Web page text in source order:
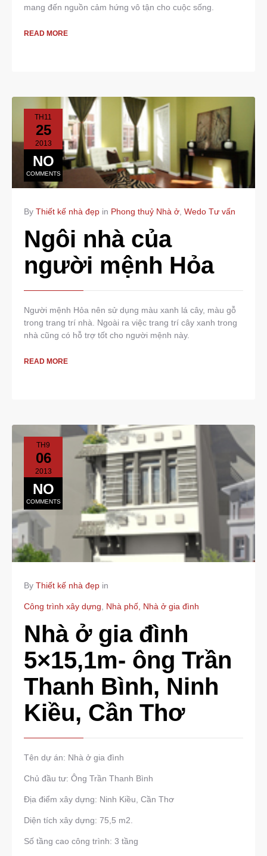
mang đến nguồn cảm hứng vô tận cho cuộc sống.
READ MORE
TH11
25
2013
NO
COMMENTS
By Thiết kế nhà đẹp in Phong thuỷ Nhà ở Wedo Tư vấn
Ngôi nhà của
người mệnh Hỏa
Người mệnh Hỏa nên sử dụng màu xanh lá cây, màu gỗ
trong trang trí nhà. Ngoài ra việc trang trí cây xanh trong
nhà cũng có hỗ trợ tốt cho người mệnh này.
READ MORE
TH9
06
2013
NO
COMMENTS
By Thiết kế nhà đẹp in
Công trình xây dựng Nhà phố, Nhà ở gia đình
Nhà ở gia đình
5×15,1m- ông Trần
Thanh Bình, Ninh
Kiều, Cần Thơ
Tên dự án: Nhà ở gia đình
Chủ đầu tư: Ông Trần Thanh Bình
Địa điểm xây dựng: Ninh Kiều, Cần Thơ
Diện tích xây dựng: 75,5 m2.
Số tầng cao công trình: 3 tầng